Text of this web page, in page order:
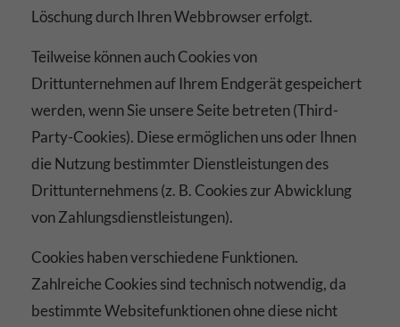
Löschung durch Ihren Webbrowser erfolgt.
Teilweise können auch Cookies von
Drittunternehmen auf Ihrem Endgerät gespeichert
werden, wenn Sie unsere Seite betreten (Third-
Party-Cookies). Diese ermöglichen uns oder Ihnen
die Nutzung bestimmter Dienstleistungen des
Drittunternehmens (z. B. Cookies zur Abwicklung
von Zahlungsdienstleistungen).
Cookies haben verschiedene Funktionen.
Zahlreiche Cookies sind technisch notwendig, da
bestimmte Websitefunktionen ohne diese nicht